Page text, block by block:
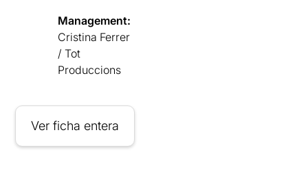
Management:
Cristina Ferrer
/ Tot
Produccions
Ver ficha entera